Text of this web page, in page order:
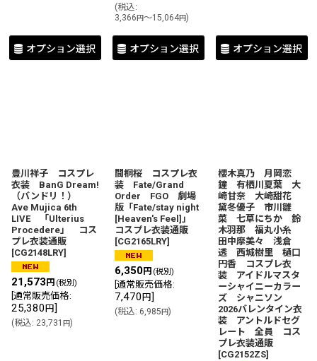
オプション選択
(税込:
3,366円～15,064円)
オプション選択 オプション選択
豊川祥子 コスプレ
衣装 BanG Dream!
（バンドリ！）
Ave Mujica 6th
LIVE 「Ulterius
Procedere」 コス
プレ衣装通販
[CG2148LRY]
21,573 円 (税別)
通常販売価格:
25,380 円]
(税込: 23,731 円)
間桐桜 コスプレ衣
装 Fate/Grand
Order FGO 劇場
版「Fate/stay night
[Heaven's Feel]」
コスプレ衣装通販
[CG2165LRY]
6,350円 (税別)
通常販売価格:
7,470 円]
(税込: 6,985 円)
櫻木真乃 月岡恋
鐘 有栖川夏葉 大
崎甘奈 大崎甜花
黛冬優子 市川雛
菜 七草にちか 鈴
木羽那 福丸小糸
田中摩美々 浅倉
透 西城樹里 樋口
円香 コスプレ衣
装 アイドルマスタ
ーシャイニーカラー
ズ シャニソン
2026バレンタイン衣
装 アントルドセグ
レート 全員 コス
プレ衣装通販
[CG2152ZS]